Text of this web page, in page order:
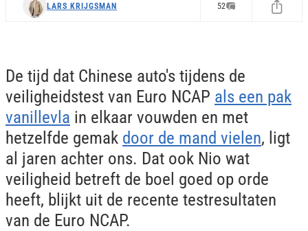
LARS KRIJGSMAN 52
De tijd dat Chinese auto's tijdens de
veiligheidstest van Euro NCAP als een pak
vanillevla in elkaar vouwden en met
hetzelfde gemak door de mand vielen, ligt
al jaren achter ons. Dat ook Nio wat
veiligheid betreft de boel goed op orde
heeft, blijkt uit de recente testresultaten
van de Euro NCAP.